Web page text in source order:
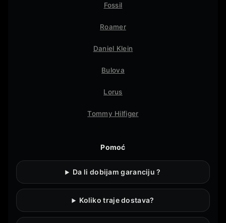
Fossil
Roamer
Daniel Klein
Bulova
Lorus
Tommy Hilfiger
Pomoć
Da li dobijam garanciju ?
Koliko traje dostava?